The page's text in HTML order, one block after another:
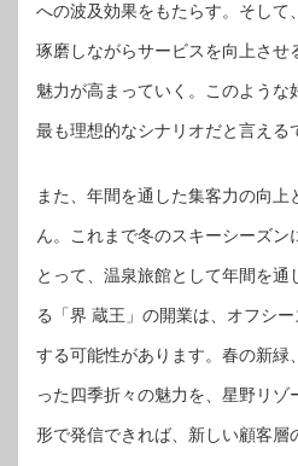
への波及効果をもたらす。そして
琢磨しながらサービスを向上させ
魅力が高まっていく。このような
最も理想的なシナリオだと言える
また、年間を通した集客力の向上
ん。これまで冬のスキーシーズン
とって、温泉旅館として年間を通
る「界 蔵王」の開業は、オフシ
する可能性があります。春の新緑
った四季折々の魅力を、星野リゾ
形で発信できれば、新しい顧客層